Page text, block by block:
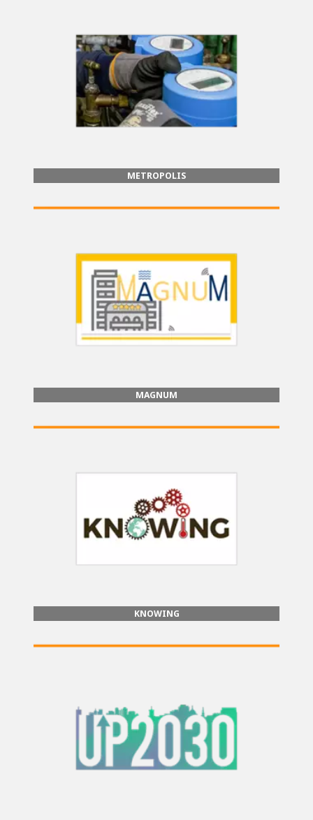
METROPOLIS
MAGNUM
KNOWING